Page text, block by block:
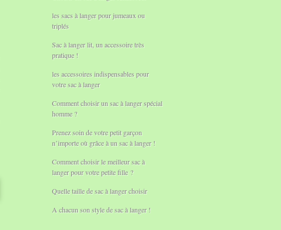
les sacs à langer pour jumeaux ou
triplés
Sac à langer lit, un accessoire très
pratique !
les accessoires indispensables pour
votre sac à langer
Comment choisir un sac à langer spécial
homme ?
Prenez soin de votre petit garçon
n’importe où grâce à un sac à langer !
Comment choisir le meilleur sac à
langer pour votre petite fille ?
Quelle taille de sac à langer choisir
A chacun son style de sac à langer !